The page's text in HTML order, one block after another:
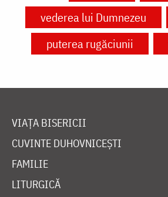
vederea lui Dumnezeu
puterea rugăciunii
VIAȚA BISERICII
CUVINTE DUHOVNICEȘTI
FAMILIE
LITURGICĂ